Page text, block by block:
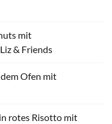
mit
& Friends
Ofen mit
rotes Risotto mit